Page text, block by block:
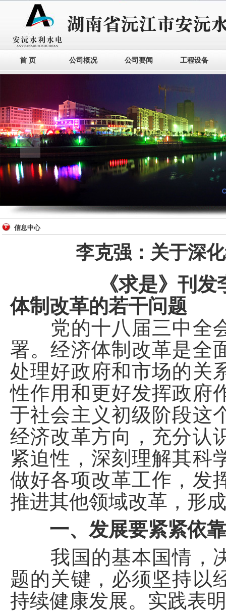
首 页 公司概况 公司要闻 工程设备
信息中心
李克强：关于深
《求是》刊发李克
体制改革的若干问题
党的十八届三中全会
署。经济体制改革是全
处理好政府和市场的关
性作用和更好发挥政府
于社会主义初级阶段这
经济改革方向，充分认
紧迫性，深刻理解其科
做好各项改革工作，发
推进其他领域改革，形
一、发展要紧紧依
我国的基本国情，决
题的关键，必须坚持以
持续健康发展。实践表